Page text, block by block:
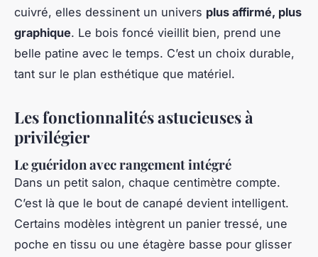
cuivré, elles dessinent un univers plus affirmé, plus
graphique. Le bois foncé vieillit bien, prend une
belle patine avec le temps. C’est un choix durable,
tant sur le plan esthétique que matériel.
Les fonctionnalités astucieuses à
privilégier
Le guéridon avec rangement intégré
Dans un petit salon, chaque centimètre compte.
C’est là que le bout de canapé devient intelligent.
Certains modèles intègrent un panier tressé, une
poche en tissu ou une étagère basse pour glisser